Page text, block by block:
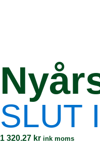
SLUT
1 320.27 kr ink moms